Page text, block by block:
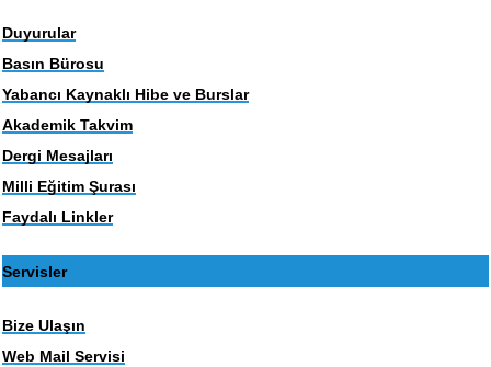
Duyurular
Basın Bürosu
Yabancı Kaynaklı Hibe ve Burslar
Akademik Takvim
Dergi Mesajları
Milli Eğitim Şurası
Faydalı Linkler
Servisler
Bize Ulaşın
Web Mail Servisi